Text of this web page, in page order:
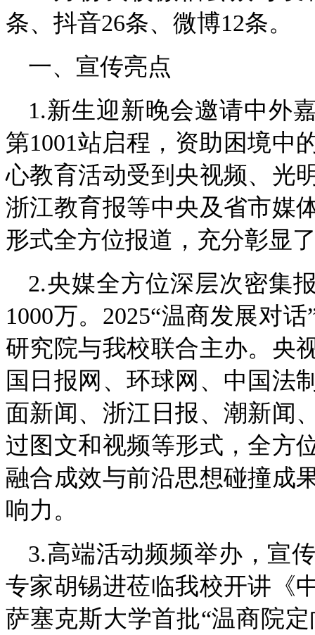
条、抖音26条、微博12条。
一、宣传亮点
1.新生迎新晚会邀请中外
第1001站启程，资助困境中
心教育活动受到央视频、光
浙江教育报等中央及省市媒
形式全方位报道，充分彰显
2.央媒全方位深层次密集
1000万。2025“温商发展对
研究院与我校联合主办。央
国日报网、环球网、中国法
面新闻、浙江日报、潮新闻
过图文和视频等形式，全方
融合成效与前沿思想碰撞成
响力。
3.高端活动频频举办，宣
专家胡锡进莅临我校开讲《
萨塞克斯大学首批“温商院